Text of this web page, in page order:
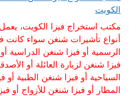
الكويت
مكتب استخراج فيزا الكويت،
أنواع تأشيرات شنغن سواء كانت
الرسمية أو فيزا شنغن الدراسية
فيزا شنغن لزيارة العائلة أو
السياحية أو فيزا شنغن الطبية أو
المطار أو فيزا شنغن للأزواج أو